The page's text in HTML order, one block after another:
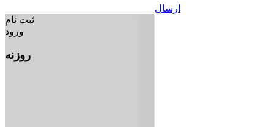
ارسال
ثبت نام
ورود
روزنه